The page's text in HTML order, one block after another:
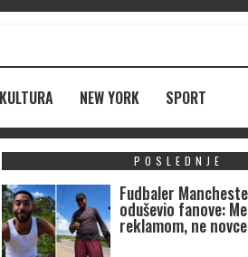
KULTURA NEW YORK SPORT
POSLEDNJE
Fudbaler
oduševio fanove:
reklamom, ne